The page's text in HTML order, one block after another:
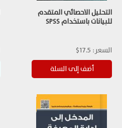
التحليل الاحصائي المتقدم
للبيانات باستخدام SPSS
السعر: 17.5$